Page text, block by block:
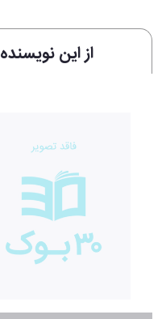
از این نویسنده